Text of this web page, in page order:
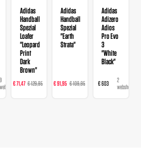
9
webshops
Adidas
Handball
Spezial
Loafer
"Leopard
Print
Dark
Brown"
€ 71,47 € 129,95
webshops
Adidas
Handball
Spezial
"Earth
Strata"
€ 91,95 € 109,95
webshops
Adidas
Adizero
Adios
Pro Evo
3
"White
Black"
€ 603
2
webshops